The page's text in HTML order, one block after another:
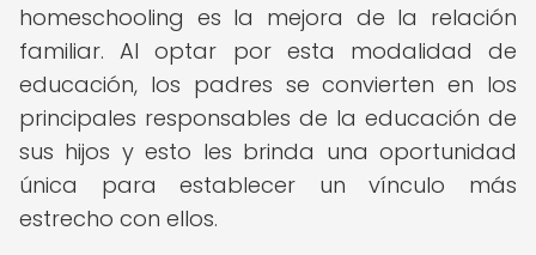
homeschooling es la mejora de la relación
familiar. Al optar por esta modalidad de
educación, los padres se convierten en los
principales responsables de la educación de
sus hijos y esto les brinda una oportunidad
única para establecer un vínculo más
estrecho con ellos.